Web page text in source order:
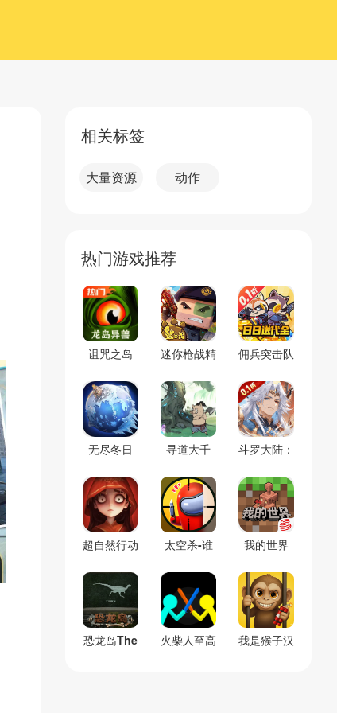
相关标签
大量资源 动作
热门游戏推荐
诅咒之岛
(辅助菜单)
迷你枪战精
英
佣兵突击队
(0.1折割草
免费版)
无尽冬日
(官服)
寻道大千
(官服)
斗罗大陆：
逆转时空
(0.1折)
超自然行动
组
太空杀-谁
是内鬼
我的世界
(官服)
恐龙岛The
火柴人至高
我是猴子汉